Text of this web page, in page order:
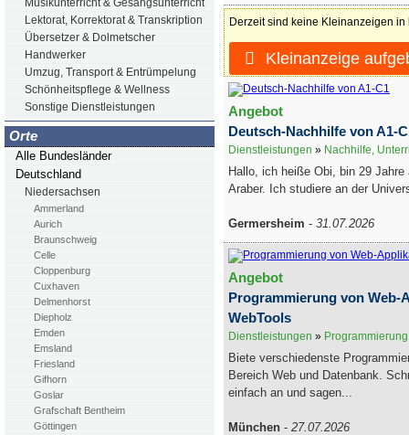
Musikunterricht & Gesangsunterricht
Lektorat, Korrektorat & Transkription
Übersetzer & Dolmetscher
Handwerker
Umzug, Transport & Entrümpelung
Schönheitspflege & Wellness
Sonstige Dienstleistungen
Orte
Alle Bundesländer
Deutschland
Niedersachsen
Ammerland
Aurich
Braunschweig
Celle
Cloppenburg
Cuxhaven
Delmenhorst
Diepholz
Emden
Emsland
Friesland
Gifhorn
Goslar
Grafschaft Bentheim
Göttingen
Derzeit sind keine Kleinanzeigen in
Kleinanzeige
Angebot
Deutsch-Nachhilfe von A1-
Dienstleistungen » Nachhilfe,
Hallo, ich heiße Obi, bin 29
Araber. Ich studiere an der
Germersheim - 31.07.2026
Angebot
Programmierung von Web-
WebTools
Dienstleistungen »
Biete verschiedenste
Bereich Web und Datenbank.
einfach an und sagen...
München - 27.07.2026